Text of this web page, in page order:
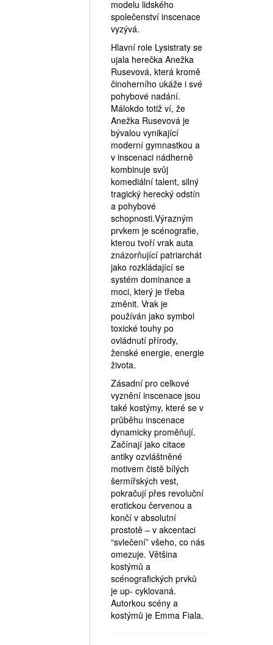
modelu lidského
společenství inscenace
vyzývá.
Hlavní role Lysistraty se
ujala herečka Anežka
Rusevová, která kromě
činoherního ukáže i své
pohybové nadání.
Málokdo totiž ví, že
Anežka Rusevová je
bývalou vynikající
moderní gymnastkou a
v inscenaci nádherně
kombinuje svůj
komediální talent, silný
tragický herecký odstín
a pohybové
schopnosti.Výrazným
prvkem je scénografie,
kterou tvoří vrak auta
znázorňující patriarchát
jako rozkládající se
systém dominance a
moci, který je třeba
změnit. Vrak je
používán jako symbol
toxické touhy po
ovládnutí přírody,
ženské energie, energie
života.
Zásadní pro celkové
vyznění inscenace jsou
také kostýmy, které se v
průběhu inscenace
dynamicky proměňují.
Začínají jako citace
antiky ozvláštněné
motivem čistě bílých
šermířských vest,
pokračují přes revoluční
erotickou červenou a
končí v absolutní
prostotě – v akcentaci
“svlečení” všeho, co nás
omezuje. Většina
kostýmů a
scénografických prvků
je up- cyklovaná.
Autorkou scény a
kostýmů je Emma Fiala.